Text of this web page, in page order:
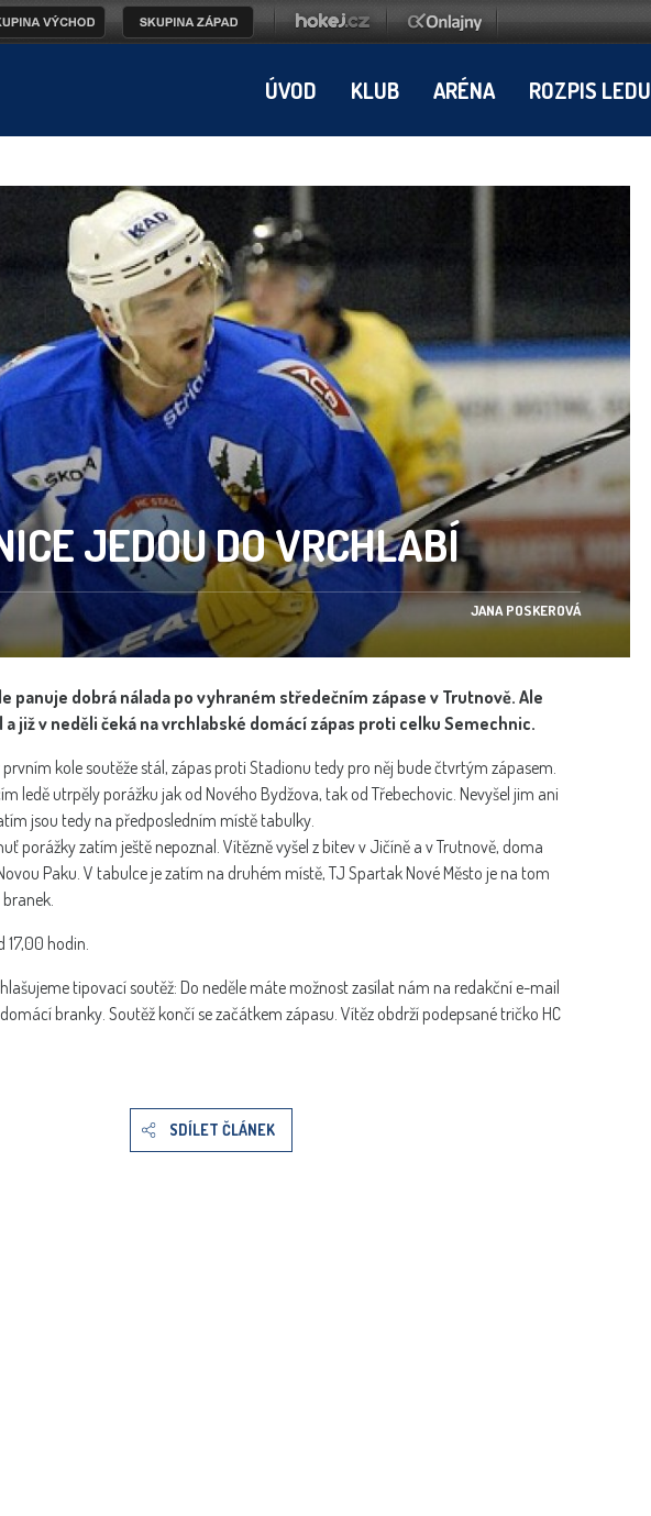
ÚVOD KLUB ARÉNA ROZPIS LEDU
JEDOU DO VRCHLABÍ
JANA POSKEROVÁ
panuje dobrá nálada po vyhraném středečním zápase v Trutnově. Ale
již v neděli čeká na vrchlabské domácí zápas proti celku Semechnic.
kole soutěže stál, zápas proti Stadionu tedy pro něj bude čtvrtým zápasem.
ledě utrpěly porážku jak od Nového Bydžova, tak od Třebechovic. Nevyšel jim ani
jsou tedy na předposledním místě tabulky.
porážky zatím ještě nepoznal. Vítězně vyšel z bitev v Jičíně a v Trutnově, doma
Paku. V tabulce je zatím na druhém místě, TJ Spartak Nové Město je na tom
17,00 hodin.
tipovací soutěž: Do neděle máte možnost zasílat nám na redakční e-mail
branky. Soutěž končí se začátkem zápasu. Vítěz obdrží podepsané tričko HC
SDÍLET ČLÁNEK